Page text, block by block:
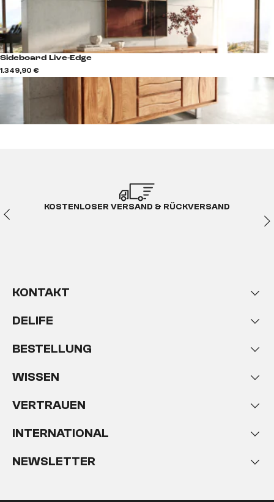
Sideboard Live-Edge
1.349,90 €
KOSTENLOSER VERSAND & RÜCKVERSAND
KONTAKT
DELIFE
BESTELLUNG
WISSEN
VERTRAUEN
INTERNATIONAL
NEWSLETTER